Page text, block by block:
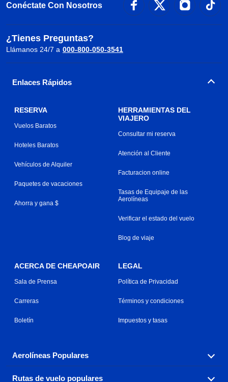
Conéctate Con Nosotros
¿Tienes Preguntas?
Llámanos 24/7 a 000-800-050-3541
Enlaces Rápidos
RESERVA
Vuelos Baratos
Hoteles Baratos
Vehículos de Alquiler
Paquetes de vacaciones
Ahorra y gana $
HERRAMIENTAS DEL
VIAJERO
Consultar mi reserva
Atención al Cliente
Facturacion online
Tasas de Equipaje de las
Aerolíneas
Verificar el estado del vuelo
Blog de viaje
ACERCA DE CHEAPOAIR
Sala de Prensa
Carreras
Boletín
LEGAL
Política de Privacidad
Términos y condiciones
Impuestos y tasas
Aerolíneas Populares
Explora nuestras opciones de tarifas aéreas baratas por
Rutas de vuelo populares